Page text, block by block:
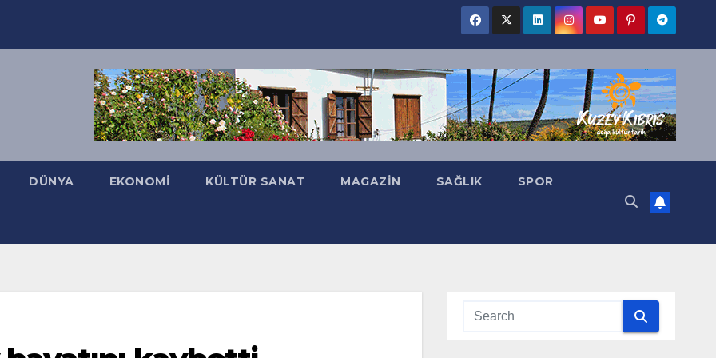
DÜNYA EKONOMI KÜLTÜR SANAT MAGAZIN SAĞLIK SPOR